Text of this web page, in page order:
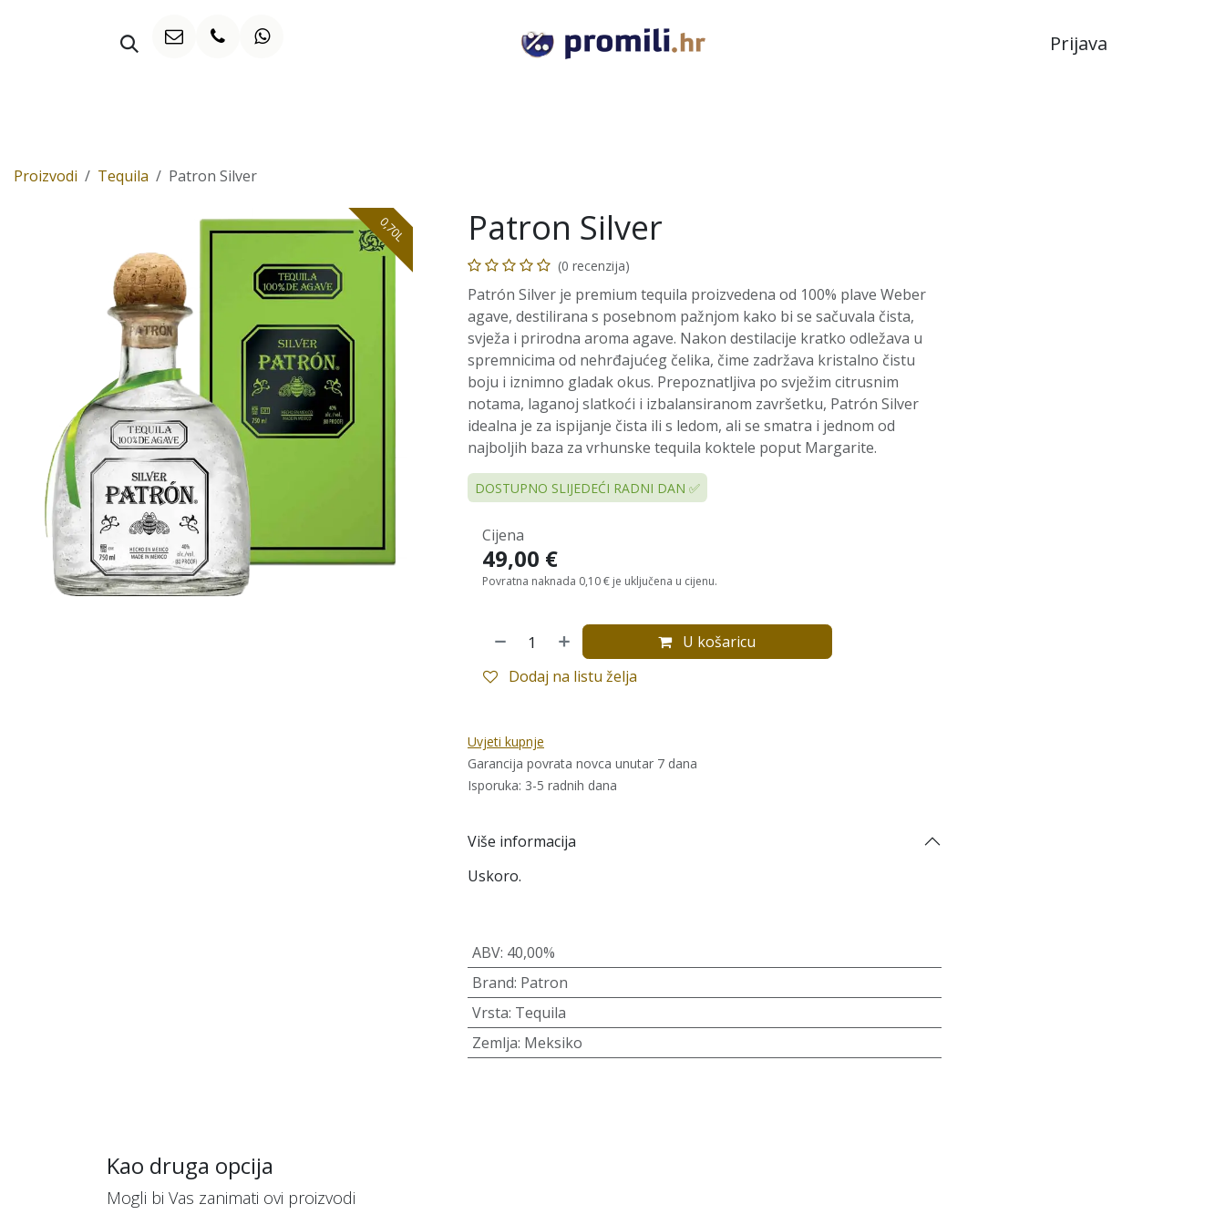
Prijava
Proizvodi Tequila Patron Silver
0,70L Patron Silver
(0 recenzija)
Patrón Silver je premium tequila proizvedena od 100% plave Weber
agave, destilirana s posebnom pažnjom kako bi se sačuvala čista,
svježa i prirodna aroma agave. Nakon destilacije kratko odležava u
spremnicima od nehrđajućeg čelika, čime zadržava kristalno čistu
boju i iznimno gladak okus. Prepoznatljiva po svježim citrusnim
notama, laganoj slatkoći i izbalansiranom završetku, Patrón Silver
idealna je za ispijanje čista ili s ledom, ali se smatra i jednom od
najboljih baza za vrhunske tequila koktele poput Margarite.
DOSTUPNO SLIJEDEĆI RADNI DAN ✅
U košaricu
Dodaj na listu želja
Cijena
49,00 €
Povratna naknada 0,10 € je uključena u cijenu.
Uvjeti kupnje
Garancija povrata novca unutar 7 dana
Isporuka: 3-5 radnih dana
Više informacija
Uskoro.
ABV: 40,00%
Brand: Patron
Vrsta: Tequila
Zemlja: Meksiko
Kao druga opcija
Mogli bi Vas zanimati ovi proizvodi